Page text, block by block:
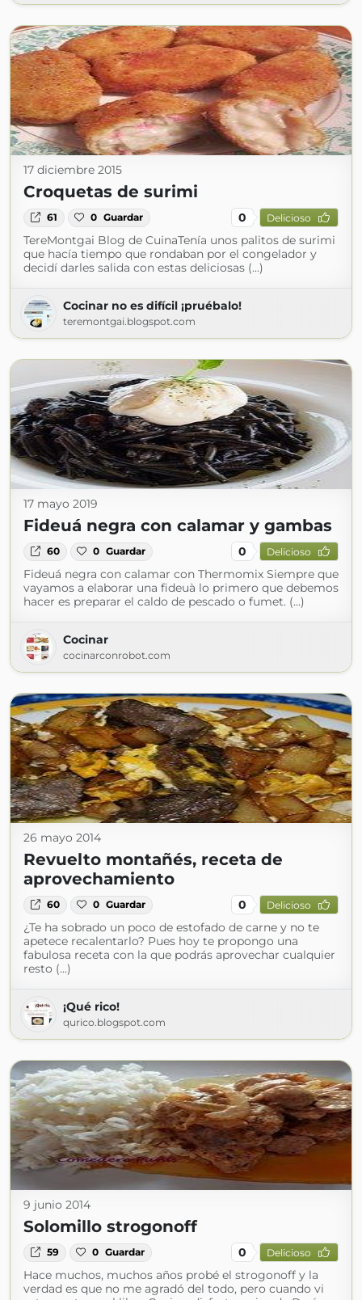
17 diciembre 2015
Croquetas de surimi
61 0 Guardar 0 Delicioso
TereMontgai Blog de CuinaTenía unos palitos de surimi
que hacía tiempo que rondaban por el congelador y
decidí darles salida con estas deliciosas (...)
Cocinar no es difícil ¡pruébalo!
teremontgai.blogspot.com
17 mayo 2019
Fideuá negra con calamar y gambas
60 0 Guardar 0 Delicioso
Fideuá negra con calamar con Thermomix Siempre que
vayamos a elaborar una fideuà lo primero que debemos
hacer es preparar el caldo de pescado o fumet. (...)
Cocinar
cocinarconrobot.com
26 mayo 2014
Revuelto montañés, receta de
aprovechamiento
60 0 Guardar 0 Delicioso
¿Te ha sobrado un poco de estofado de carne y no te
apetece recalentarlo? Pues hoy te propongo una
fabulosa receta con la que podrás aprovechar cualquier
resto (...)
¡Qué rico!
qurico.blogspot.com
9 junio 2014
Solomillo strogonoff
59 0 Guardar 0 Delicioso
Hace muchos, muchos años probé el strogonoff y la
verdad es que no me agradó del todo, pero cuando vi